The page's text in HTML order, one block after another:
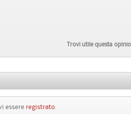
Trovi utile questa
essere registrato